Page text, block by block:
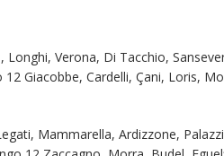
Verona, Di Tacchio,
Giacobbe, Cardelli, Çani, Loris,
Mammarella, Ardizzone,